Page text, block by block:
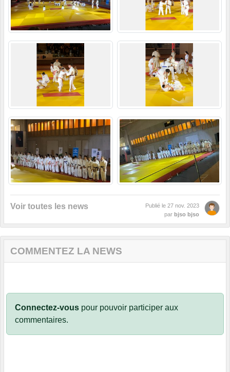
Voir toutes les news Publié le 27 nov. 2023
par bjso bjso
COMMENTEZ LA NEWS
Connectez-vous pour pouvoir participer aux
commentaires.